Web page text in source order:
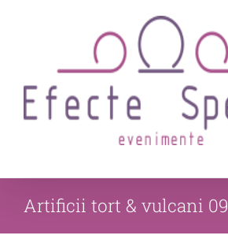
Artificii tort & vulcani 09